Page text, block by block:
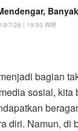
7/26 | 19:50 WIB
bagian
sosial, kita
diri. Namun, di